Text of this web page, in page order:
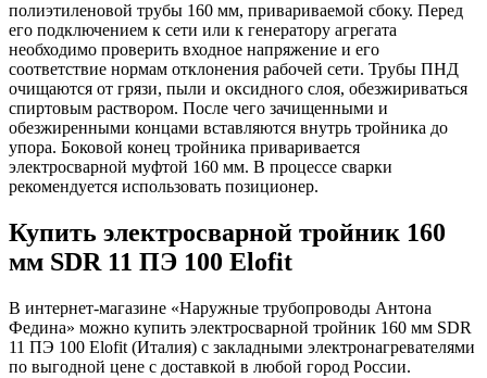
полиэтиленовой трубы 160 мм, привариваемой сбоку. Перед
его подключением к сети или к генератору агрегата
необходимо проверить входное напряжение и его
соответствие нормам отклонения рабочей сети. Трубы ПНД
очищаются от грязи, пыли и оксидного слоя, обезжириваться
спиртовым раствором. После чего зачищенными и
обезжиренными концами вставляются внутрь тройника до
упора. Боковой конец тройника приваривается
электросварной муфтой 160 мм. В процессе сварки
рекомендуется использовать позиционер.
Купить электросварной тройник 160
мм SDR 11 ПЭ 100 Elofit
В интернет-магазине «Наружные трубопроводы Антона
Федина» можно купить электросварной тройник 160 мм SDR
11 ПЭ 100 Elofit (Италия) с закладными электронагревателями
по выгодной цене с доставкой в любой город России.